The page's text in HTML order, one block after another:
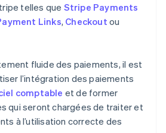
telles que Stripe Payments
Links, Checkout ou
fluide des paiements, il est
l’intégration des paiements
comptable et de former
qui seront chargées de traiter et
à l’utilisation correcte des